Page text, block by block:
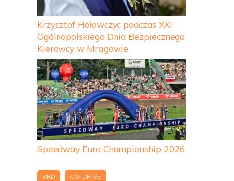
Krzysztof Hołowczyc podczas XXI
Ogólnopolskiego Dnia Bezpiecznego
Kierowcy w Mrągowie
Speedway Euro Championship 2026
BRD CO-DRIVE